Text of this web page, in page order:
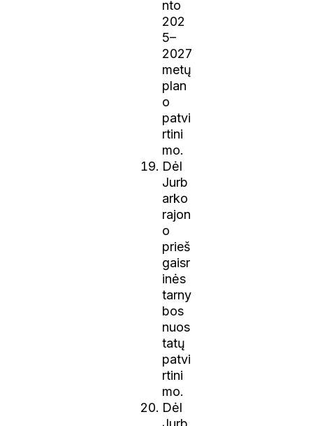
nto
202
5–
2027
metų
plan
o
patvi
rtini
mo.
Dėl
Jurb
arko
rajon
o
prieš
gaisr
inės
tarny
bos
nuos
tatų
patvi
rtini
mo.
Dėl